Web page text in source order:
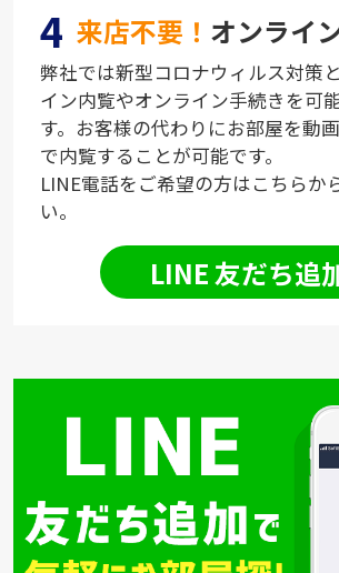
4 来店不要！ オンライ
弊社では新型コロナウィルス対策
イン内覧やオンライン手続きを可
す。お客様の代わりにお部屋を動
で内覧することが可能です。
LINE電話をご希望の方はこちらか
い。
LINE 友だち追